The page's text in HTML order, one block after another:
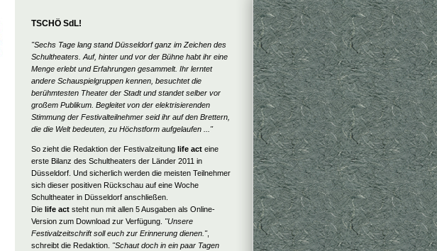
TSCHÖ SdL!
"Sechs Tage lang stand Düsseldorf ganz im Zeichen des
Schultheaters. Auf, hinter und vor der Bühne habt ihr eine
Menge erlebt und Erfahrungen gesammelt. Ihr lerntet
andere Schauspielgruppen kennen, besuchtet die
berühmtesten Theater der Stadt und standet selber vor
großem Publikum. Begleitet von der elektrisierenden
Stimmung der Festivalteilnehmer seid ihr auf den Brettern,
die die Welt bedeuten, zu Höchstform aufgelaufen ..."
So zieht die Redaktion der Festivalzeitung life act eine
erste Bilanz des Schultheaters der Länder 2011 in
Düsseldorf. Und sicherlich werden die meisten Teilnehmer
sich dieser positiven Rückschau auf eine Woche
Schultheater in Düsseldorf anschließen.
Die life act steht nun mit allen 5 Ausgaben als Online-
Version zum Download zur Verfügung. "Unsere
Festivalzeitschrift soll euch zur Erinnerung dienen.",
schreibt die Redaktion. "Schaut doch in ein paar Tagen